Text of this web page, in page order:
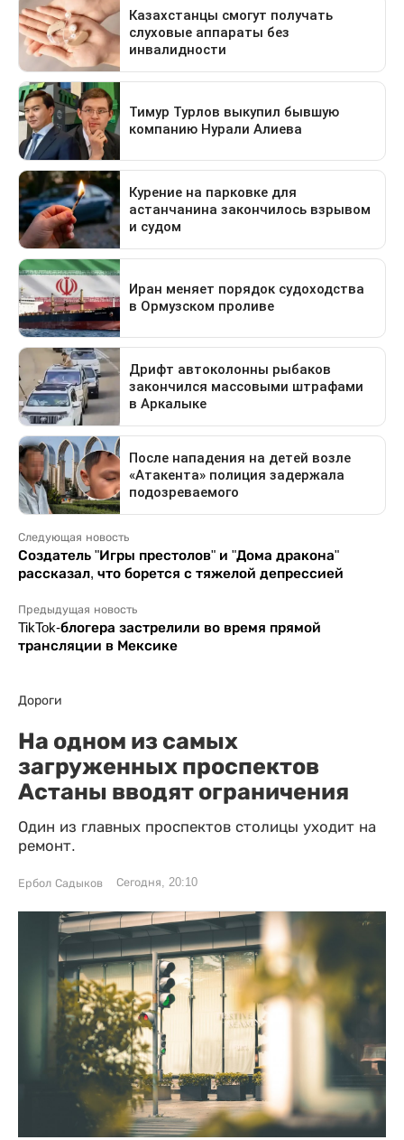
Следующая новость
Создатель "Игры престолов" и "Дома дракона"
рассказал, что борется с тяжелой депрессией
Предыдущая новость
TikTok-блогера застрелили во время прямой
трансляции в Мексике
Дороги
На одном из самых
загруженных проспектов
Астаны вводят ограничения
Один из главных проспектов столицы уходит на
ремонт.
Ербол Садыков Сегодня, 20:10